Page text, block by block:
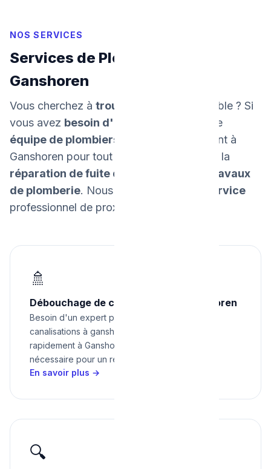
NOS SERVICES
Services de Plomberie à
Ganshoren
Vous cherchez à trouver un plombier
fiable ? Si
vous avez besoin d'un dépannage
, notre
équipe de plombiers
intervient rapidement à
Ganshoren pour tout
, la
réparation de fuite d'eau
travaux
de plomberie. Nous
garantissons un service
professionnel de proximité.
🚿
Débouchage de canalisations à Ganshoren
Besoin d'un expert pour débouchage de
canalisations à ganshoren ? Nous intervenons
rapidement à Ganshoren avec tout le matériel
nécessaire pour un résultat impeccable.
En savoir plus →
🔍